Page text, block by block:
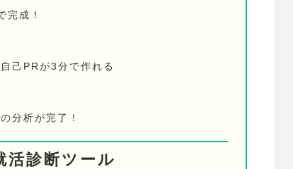
完成！
己PRが3分で作れる
分析が完了！
活診断ツール